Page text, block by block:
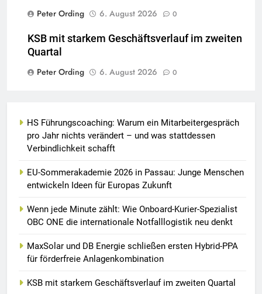
Peter Ording
6. August 2026 0
KSB mit starkem Geschäftsverlauf im zweiten
Quartal
Peter Ording
6. August 2026 0
HS Führungscoaching: Warum ein Mitarbeitergespräch
pro Jahr nichts verändert – und was stattdessen
Verbindlichkeit schafft
EU-Sommerakademie 2026 in Passau: Junge Menschen
entwickeln Ideen für Europas Zukunft
Wenn jede Minute zählt: Wie Onboard-Kurier-Spezialist
OBC ONE die internationale Notfalllogistik neu denkt
MaxSolar und DB Energie schließen ersten Hybrid-PPA
für förderfreie Anlagenkombination
KSB mit starkem Geschäftsverlauf im zweiten Quartal